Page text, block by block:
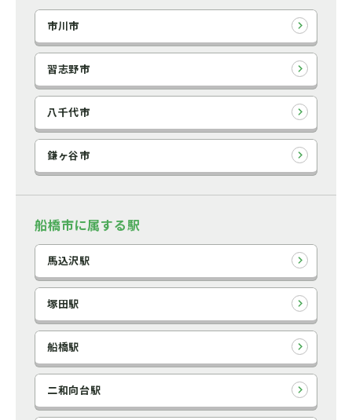
市川市
習志野市
八千代市
鎌ヶ谷市
船橋市に属する駅
馬込沢駅
塚田駅
船橋駅
二和向台駅